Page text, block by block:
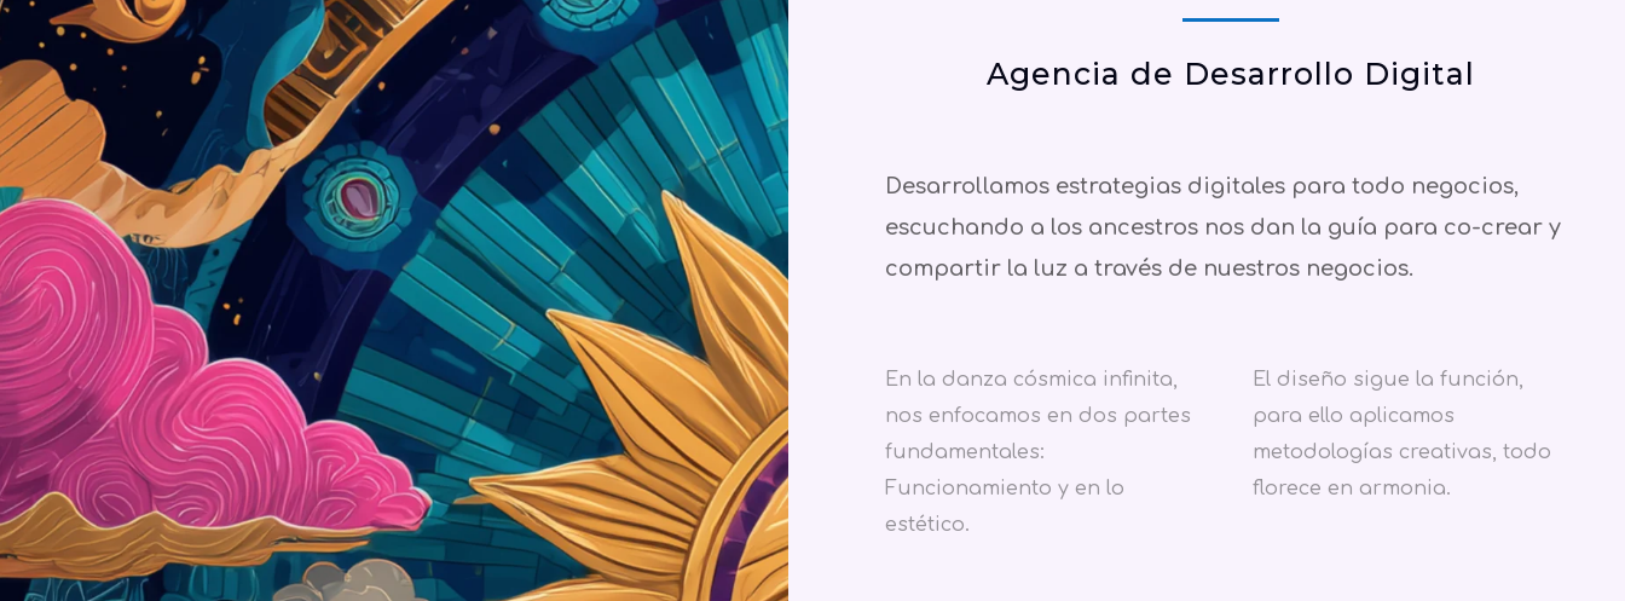
Agencia de Desarrollo Digital
Desarrollamos estrategias digitales para todo negocios,
escuchando a los ancestros nos dan la guía para co-crear y
compartir la luz a través de nuestros negocios.
En la danza cósmica infinita,
nos enfocamos en dos partes
fundamentales:
Funcionamiento y en lo
estético.
El diseño sigue la función,
para ello aplicamos
metodologías creativas, todo
florece en armonia.